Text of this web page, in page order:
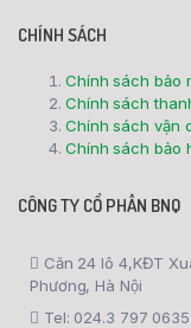
CHÍNH SÁCH
Chính sách bảo
Chính sách
Chính sách vận
Chính sách bảo
CÔNG TY CỔ PHẦN BNQ
Căn 24 lô 4,KĐT
Phương, Hà Nội
Tel: 024.3 797